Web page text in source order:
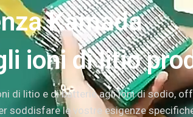
Kamada
ioni di litio
di litio e di batterie agli ioni di sodio,
soddisfare le vostre esigenze